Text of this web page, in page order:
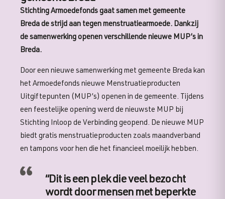
Stichting Armoedefonds gaat samen met gemeente
Breda de strijd aan tegen menstruatiearmoede. Dankzij
de samenwerking openen verschillende nieuwe MUP’s in
Breda.
Door een nieuwe samenwerking met gemeente Breda kan
het Armoedefonds nieuwe Menstruatieproducten
Uitgiftepunten (MUP’s) openen in de gemeente. Tijdens
een feestelijke opening werd de nieuwste MUP bij
Stichting Inloop de Verbinding geopend. De nieuwe MUP
biedt gratis menstruatieproducten zoals maandverband
en tampons voor hen die het financieel moeilijk hebben.
“Dit is een plek die veel bezocht
wordt door mensen met beperkte